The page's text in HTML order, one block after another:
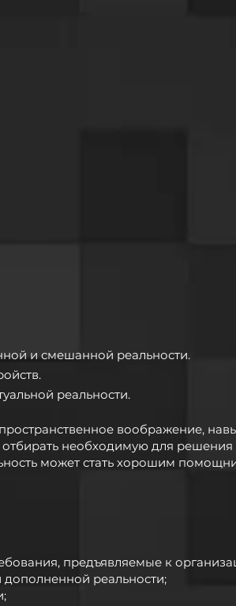
и смешанной реальности.
реальности.
воображение,
отбирать необходимую для
может стать хорошим
предъявляемые к
реальности;